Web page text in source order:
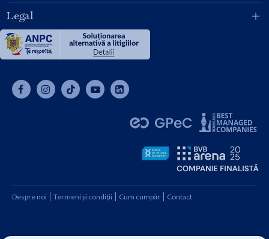
Legal
Despre noi Termeni și condiții Cum cumpăr Contact
J08/1997 1991